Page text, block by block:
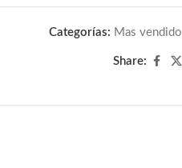
Categorías: Mas vendido
Share: